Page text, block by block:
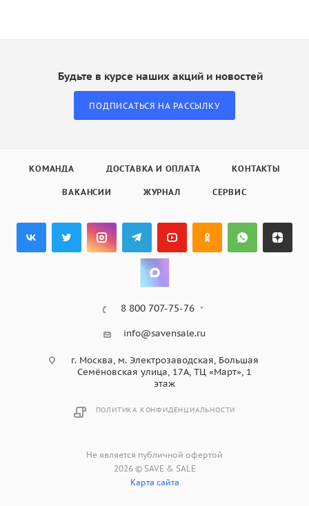
Будьте в курсе наших акций и новостей
ПОДПИСАТЬСЯ НА РАССЫЛКУ
КОМАНДА ДОСТАВКА И ОПЛАТА КОНТАКТЫ
ВАКАНСИИ ЖУРНАЛ СЕРВИС
8 800 707-75-76
info@savensale.ru
г. Москва, м. Электрозаводская, Большая
Семёновская улица, 17А, ТЦ «Март», 1
этаж
ПОЛИТИКА КОНФИДЕНЦИАЛЬНОСТИ
Не является публичной офертой
2026 © SAVE & SALE
Карта сайта